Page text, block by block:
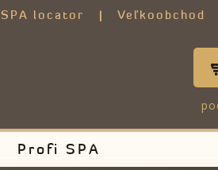
SPA locator Veľkoobchod
Profi SPA